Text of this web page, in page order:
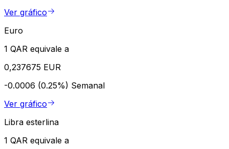
Ver gráfico
Euro
1 QAR equivale a
0,237675 EUR
-0.0006 (0.25%) Semanal
Ver gráfico
Libra esterlina
1 QAR equivale a